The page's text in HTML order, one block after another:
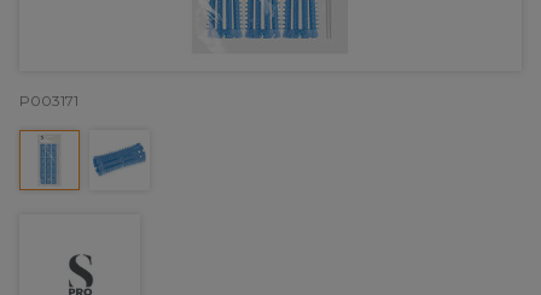
P003171